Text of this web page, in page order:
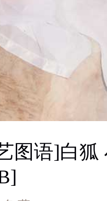
图语]白狐